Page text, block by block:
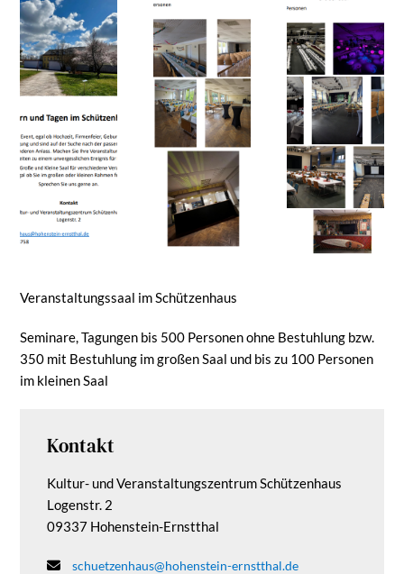
Veranstaltungssaal im Schützenhaus
Seminare, Tagungen bis 500 Personen ohne Bestuhlung bzw.
350 mit Bestuhlung im großen Saal und bis zu 100 Personen
im kleinen Saal
Kontakt
Kultur- und Veranstaltungszentrum Schützenhaus
Logenstr. 2
09337 Hohenstein-Ernstthal
schuetzenhaus@hohenstein-ernstthal.de